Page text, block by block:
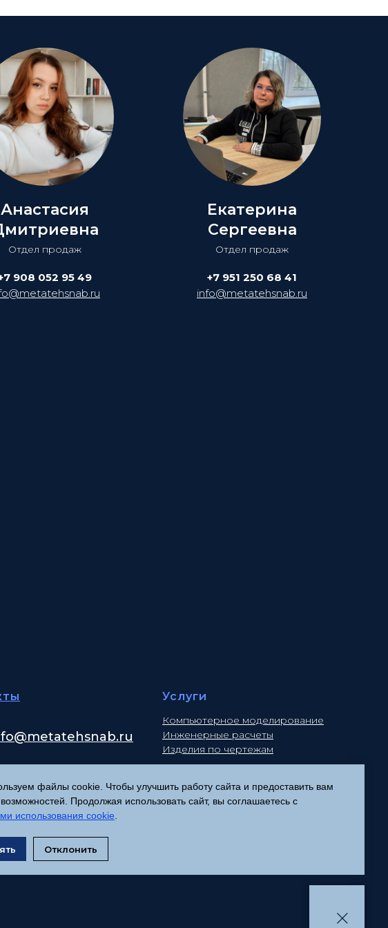
Анастасия
Отдел продаж
908 052 95 49
Екатерина
Сергеевна
Отдел продаж
+7 951 250 68 41
info@metatehsnab.ru
@metatehsnab.ru
Услуги
Компьютерное моделирование
Инженерные расчеты
Изделия по чертежам
Политика конфиденциальности
файлы cookie. Чтобы улучшить работу сайта и предоставить вам
Продолжая использовать сайт, вы соглашаетесь с
использования cookie.
Отклонить